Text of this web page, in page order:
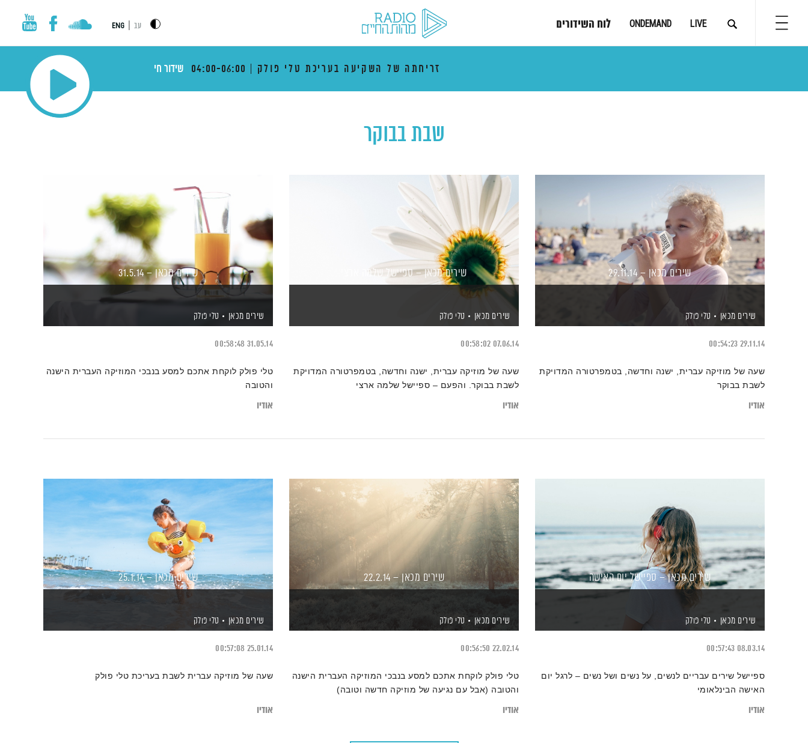
LIVE
ONDEMAND לוח השידורים עב ENG
זריחתה של השקיעה בעריכת טלי פולק 04:00-06:00 שידור חי
שבת בבוקר
שירים מכאן – 29.11.14
שירים מכאן טלי פולק
29.11.14
00:54:23
שעה של מוזיקה עברית, ישנה וחדשה, בטמפרטורה המדויקת
לשבת בבוקר
אודיו
שירים מכאן – ספיישל שלמה ארצי
שירים מכאן טלי פולק
07.06.14
00:58:02
שעה של מוזיקה עברית, ישנה וחדשה, בטמפרטורה המדויקת
לשבת בבוקר. והפעם – ספיישל שלמה ארצי
אודיו
שירים מכאן – 31.5.14
שירים מכאן טלי פולק
31.05.14
00:58:48
טלי פולק לוקחת אתכם למסע בנבכי המוזיקה העברית הישנה
והטובה
אודיו
שירים מכאן – ספיישל יום האישה
שירים מכאן טלי פולק
08.03.14
00:57:43
ספיישל שירים עבריים לנשים, על נשים ושל נשים – לרגל יום
האישה הבינלאומי
אודיו
שירים מכאן – 22.2.14
שירים מכאן טלי פולק
22.02.14
00:56:50
טלי פולק לוקחת אתכם למסע בנבכי המוזיקה העברית הישנה
והטובה (אבל עם נגיעה של מוזיקה חדשה וטובה)
אודיו
שירים מכאן – 25.1.14
שירים מכאן טלי פולק
25.01.14
00:57:08
שעה של מוזיקה עברית לשבת בעריכת טלי פולק
אודיו